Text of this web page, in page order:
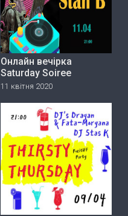
Онлайн вечірка
Saturday Soiree
11 квітня 2020